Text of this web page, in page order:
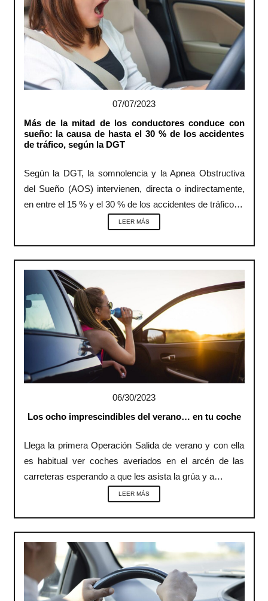
07/07/2023
Más de la mitad de los conductores conduce con
sueño: la causa de hasta el 30 % de los accidentes
de tráfico, según la DGT
Según la DGT, la somnolencia y la Apnea Obstructiva
del Sueño (AOS) intervienen, directa o indirectamente,
en entre el 15 % y el 30 % de los accidentes de tráfico…
LEER MÁS
06/30/2023
Los ocho imprescindibles del verano… en tu coche
Llega la primera Operación Salida de verano y con ella
es habitual ver coches averiados en el arcén de las
carreteras esperando a que les asista la grúa y a…
LEER MÁS